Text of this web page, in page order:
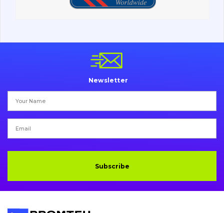
G.E.T
Buffers and pads
Hydraulics
Newsletter
Subscribe